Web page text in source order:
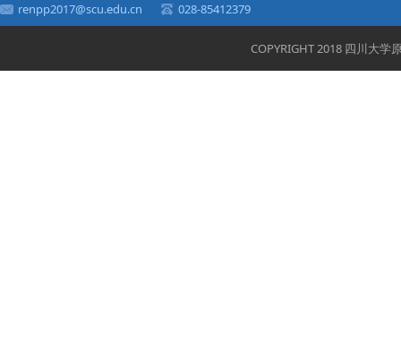
renpp2017@scu.edu.cn 028-85412379
COPYRIGHT 2018 四川大学